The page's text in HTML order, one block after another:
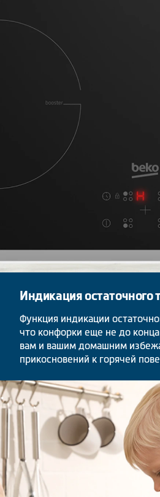
Индикация остаточного
Функция индикации
что конфорки еще не до
вам и вашим домашним
прикосновений к горячей